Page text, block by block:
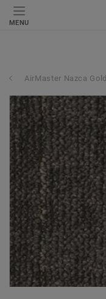
MENU
AirMaster Nazca Gold